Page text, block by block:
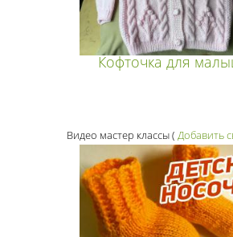
Кофточка для
Видео мастер классы( Добавить